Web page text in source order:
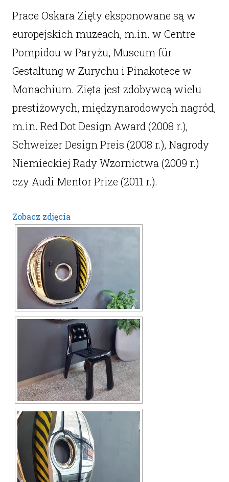
Prace Oskara Zięty eksponowane są w
europejskich muzeach, m.in. w Centre
Pompidou w Paryżu, Museum für
Gestaltung w Zurychu i Pinakotece w
Monachium. Zięta jest zdobywcą wielu
prestiżowych, międzynarodowych nagród,
m.in. Red Dot Design Award (2008 r.),
Schweizer Design Preis (2008 r.), Nagrody
Niemieckiej Rady Wzornictwa (2009 r.)
czy Audi Mentor Prize (2011 r.).
Zobacz zdjęcia